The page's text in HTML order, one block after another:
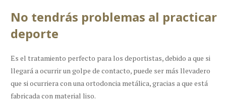
No tendrás problemas al practicar
deporte
Es el tratamiento perfecto para los deportistas, debido a que si
llegará a ocurrir un golpe de contacto, puede ser más llevadero
que si ocurriera con una ortodoncia metálica, gracias a que está
fabricada con material liso.